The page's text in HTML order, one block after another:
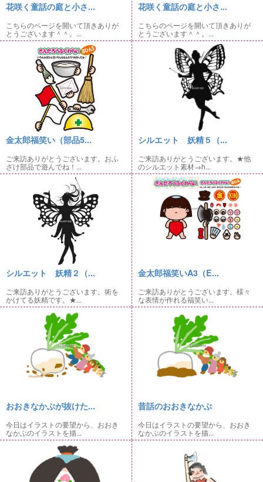
花咲く童話の庭と小さ...
こちらのページを開いて頂きありが
とうございます＾＾。...
花咲く童話の庭と小さ...
こちらのページを開いて頂きありが
とうございます＾＾。...
金太郎福笑い（部品5...
ご来訪ありがとうございます。おふ
ざけ部品で遊んでね！...
シルエット 妖精５（...
ご来訪ありがとうございます。★他
のシルエット素材→h...
シルエット 妖精２（...
ご来訪ありがとうございます。術を
かけてる妖精です。★...
金太郎福笑いA3（E...
ご来訪ありがとうございます。様々
な表情が作れる福笑い...
おおきなかぶが抜けた...
今日はイラストの要望から、おおき
なかぶのイラストを描...
昔話のおおきなかぶ
今日はイラストの要望から、おおき
なかぶのイラストを描...